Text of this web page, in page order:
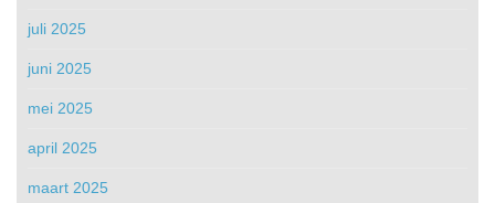
juli 2025
juni 2025
mei 2025
april 2025
maart 2025